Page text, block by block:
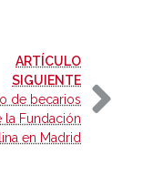
ARTÍCULO
SIGUIENTE-
de becarios
la Fundación
en Madrid